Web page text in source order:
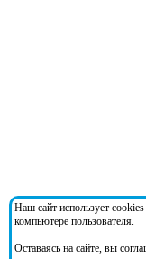
Наш сайт использует
компьютере пользователя.
Оставаясь на сайте, вы